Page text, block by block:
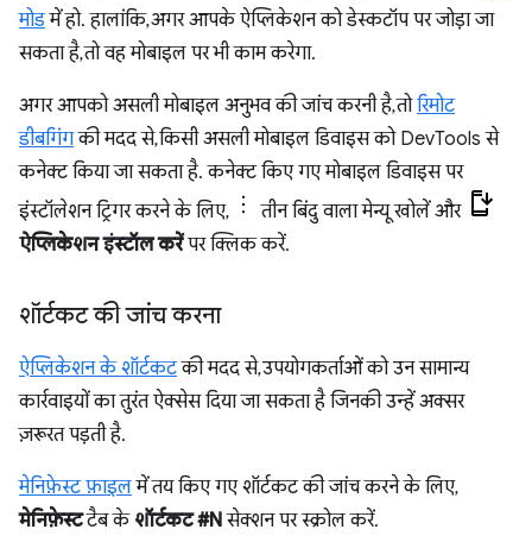
मोडमें हो. हालांकि, अगर आपके ऐप्लिकेशन को डेस्कटॉप पर जोड़ा जा
सकता है, तो वह मोबाइल पर भी काम करेगा.
अगर आपको असली मोबाइल अनुभव की जांच करनी है, तोरिमोट
डीबगिंगकी मदद से, किसी असली मोबाइल डिवाइस को DevTools से
कनेक्ट किया जा सकता है. कनेक्ट किए गए मोबाइल डिवाइस पर
इंस्टॉलेशन ट्रिगर करने के लिए,
तीन बिंदु वाला मेन्यू खोलें और
ऐप्लिकेशन इंस्टॉल करेंपर क्लिक करें.
शॉर्टकट की जांच करना
ऐप्लिकेशन के शॉर्टकटकी मदद से, उपयोगकर्ताओं को उन सामान्य
कार्रवाइयों का तुरंत ऐक्सेस दिया जा सकता है जिनकी उन्हें अक्सर
ज़रूरत पड़ती है.
मेनिफ़ेस्ट फ़ाइलमें तय किए गए शॉर्टकट की जांच करने के लिए,
मेनिफ़ेस्टटैब के शॉर्टकट #Nसेक्शन पर स्क्रोल करें.